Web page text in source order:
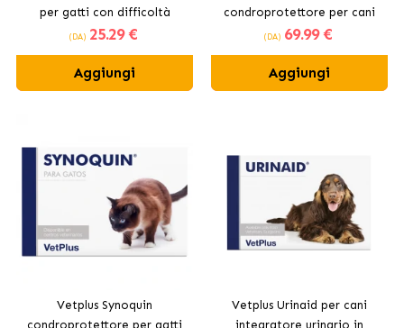
per gatti con difficoltà
respiratorie
(DA) 25.29 €
Aggiungi
condroprotettore per cani
medi in capsule
(DA) 69.99 €
Aggiungi
Vetplus Synoquin
condroprotettore per gatti
Vetplus Urinaid per cani
integratore urinario in